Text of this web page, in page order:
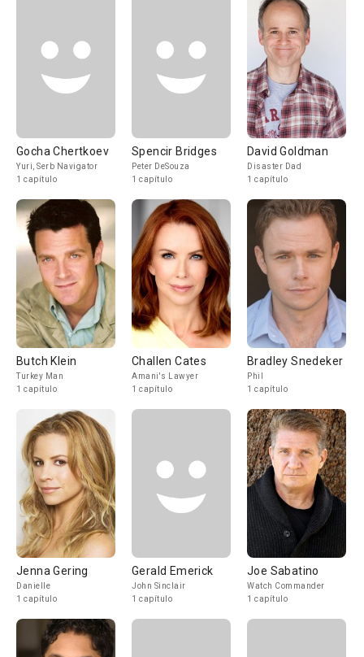
Gocha Chertkoev
Yuri, Serb Navigator
1 capítulo
Spencir Bridges
Peter DeSouza
1 capítulo
David Goldman
Disaster Dad
1 capítulo
Butch Klein
Turkey Man
1 capítulo
Challen Cates
Amani's Lawyer
1 capítulo
Bradley Snedeker
Phil
1 capítulo
Jenna Gering
Danielle
1 capítulo
Gerald Emerick
John Sinclair
1 capítulo
Joe Sabatino
Watch Commander
1 capítulo